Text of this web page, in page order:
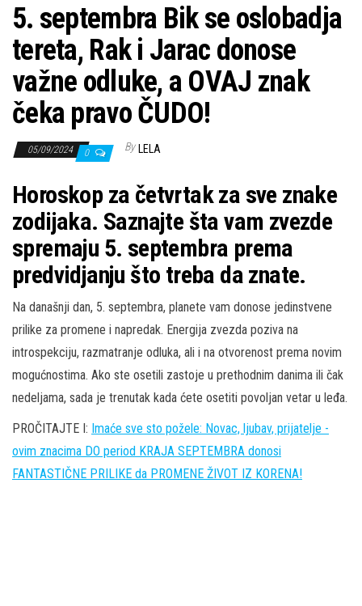
5. septembra Bik se oslobadja
tereta, Rak i Jarac donose
važne odluke, a OVAJ znak
čeka pravo ČUDO!
05/09/2024 0 By LELA
Horoskop za četvrtak za sve znake
zodijaka. Saznajte šta vam zvezde
spremaju 5. septembra prema
predvidjanju što treba da znate.
Na današnji dan, 5. septembra, planete vam donose jedinstvene
prilike za promene i napredak. Energija zvezda poziva na
introspekciju, razmatranje odluka, ali i na otvorenost prema novim
mogućnostima. Ako ste osetili zastoje u prethodnim danima ili čak
nedeljama, sada je trenutak kada ćete osetiti povoljan vetar u leđa.
PROČITAJTE I: Imaće sve sto požele: Novac, ljubav, prijatelje -
ovim znacima DO period KRAJA SEPTEMBRA donosi
FANTASTIČNE PRILIKE da PROMENE ŽIVOT IZ KORENA!